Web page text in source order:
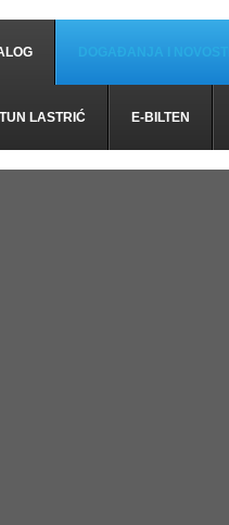
DOGAĐANJA I NOVOSTI
LASTRIĆ E-BILTEN